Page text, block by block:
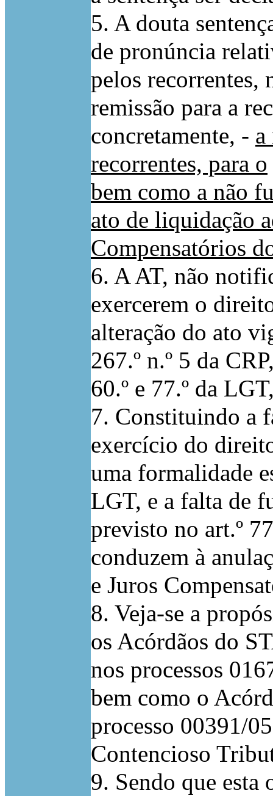
5. A douta
de pronúncia
pelos recorrentes,
remissão para a
concretamente, - a
recorrentes, para o
bem como a não
ato de liquidação
Compensatórios
6. A AT, não
exercerem o
alteração do ato
267.º n.º 5 da
60.º e 77.º da
7. Constituindo a
exercício do
uma formalidade
LGT, e a falta de
previsto no art.º
conduzem à
e Juros
8. Veja-se a
os Acórdãos do
nos processos
bem como o
processo 00391/
Contencioso
9. Sendo que esta